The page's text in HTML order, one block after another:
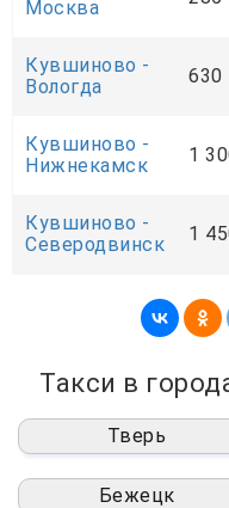
Москва
Кувшиново -
Вологда
630
Кувшиново -
Нижнекамск
1
Кувшиново -
Северодвинск
1
Такси в
Тверь
Бежецк